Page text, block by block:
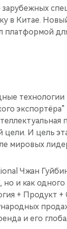
в Китае.
платформой
технологии
И цель
мировых
Чжан
и как
+ Продукт +
и его